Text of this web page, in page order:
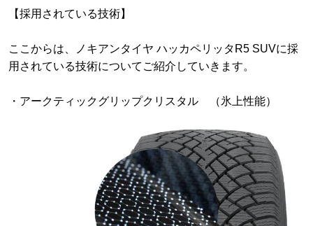
【採用されている技術】
ここからは、ノキアンタイヤ ハッカペリッタR5 SUVに採
用されている技術についてご紹介していきます。
・アークティックグリップクリスタル （氷上性能）